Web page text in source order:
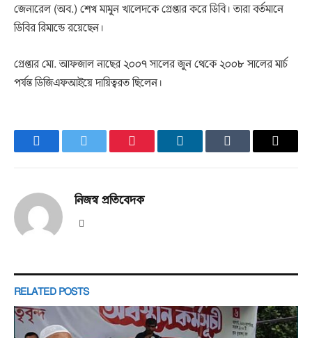
জেনারেল (অব.) শেখ মামুন খালেদকে গ্রেপ্তার করে ডিবি। তারা বর্তমানে
ডিবির রিমান্ডে রয়েছেন।
গ্রেপ্তার মো. আফজাল নাছের ২০০৭ সালের জুন থেকে ২০০৮ সালের মার্চ
পর্যন্ত ডিজিএফআইয়ে দায়িত্বরত ছিলেন।
FacebookTwitter PinterestLinkedInTumblr Email
নিজস্ব প্রতিবেদক
RELATED POSTS